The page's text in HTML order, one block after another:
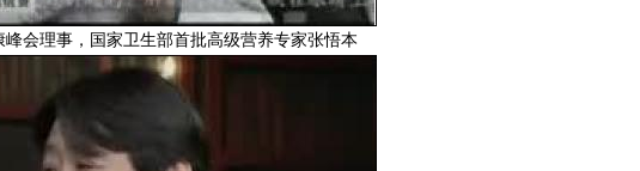
会理事，国家卫生部首批高级营养专家张悟本